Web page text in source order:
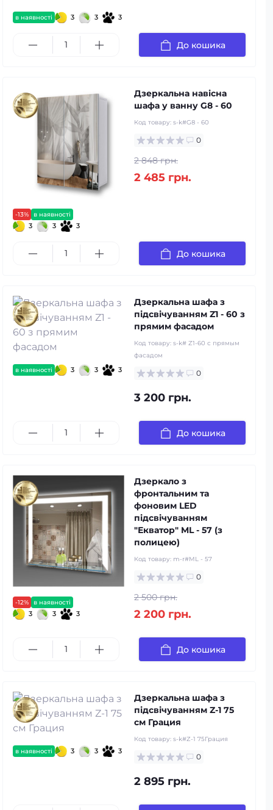
в наявності 3 3 3
До кошика
-13% в наявності
3 3 3
Дзеркальна навісна
шафа у ванну G8 - 60
Код товару: s-k#G8 - 60
0
2 848 грн.
2 485 грн.
До кошика
в наявності 3 3 3
Дзеркальна шафа з
підсвічуванням Z1 - 60 з
прямим фасадом
Код товару: s-k# Z1-60 с прямым
фасадом
0
3 200 грн.
До кошика
-12% в наявності
3 3 3
Дзеркало з
фронтальним та
фоновим LED
підсвічуванням
"Екватор" ML - 57 (з
полицею)
Код товару: m-r#ML - 57
0
2 500 грн.
2 200 грн.
До кошика
в наявності 3 3 3
Дзеркальна шафа з
підсвічуванням Z-1 75
см Грация
Код товару: s-k#Z-1 75Грация
0
2 895 грн.